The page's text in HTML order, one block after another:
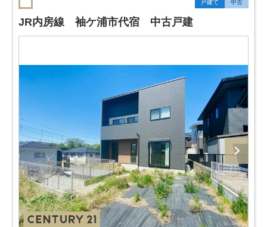
戸建て 中古
JR内房線 袖ケ浦市代宿 中古戸建